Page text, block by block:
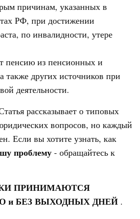
причинам, указанных в
РФ, при достижении
по инвалидности, утере
пенсию из пенсионных и
также других источников при
деятельности.
рассказывает о типовых
вопросов, но каждый
Если вы хотите узнать, как
проблему - обращайтесь к
ПРИНИМАЮТСЯ
и БЕЗ ВЫХОДНЫХ ДНЕЙ .